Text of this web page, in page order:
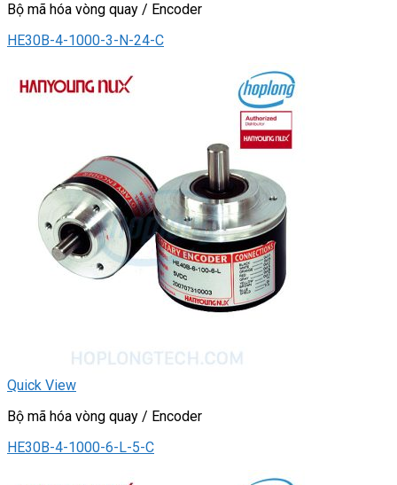
Bộ mã hóa vòng quay / Encoder
HE30B-4-1000-3-N-24-C
Quick View
Bộ mã hóa vòng quay / Encoder
HE30B-4-1000-6-L-5-C